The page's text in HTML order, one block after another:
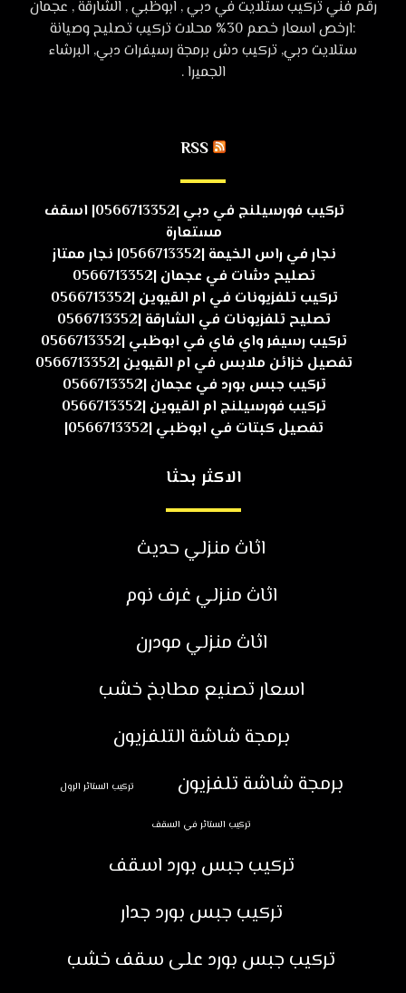
رقم فني تركيب ستلايت في دبي , ابوظبي , الشارقة , عجمان
:ارخص اسعار خصم 30% محلات تركيب تصليح وصيانة
ستلايت دبي, تركيب دش برمجة رسيفرات دبي, البرشاء
الجميرا .
RSS
تركيب فورسيلنج في دبي |0566713352| اسقف
مستعارة
نجار في راس الخيمة |0566713352| نجار ممتاز
تصليح دشات في عجمان |0566713352
تركيب تلفزيونات في ام القيوين |0566713352
تصليح تلفزيونات في الشارقة |0566713352
تركيب رسيفر واي فاي في ابوظبي |0566713352
تفصيل خزائن ملابس في ام القيوين |0566713352
تركيب جبس بورد في عجمان |0566713352
تركيب فورسيلنج ام القيوين |0566713352
تفصيل كبتات في ابوظبي |0566713352|
الاكثر بحثا
اثاث منزلي حديث
اثاث منزلي غرف نوم
اثاث منزلي مودرن
اسعار تصنيع مطابخ خشب
برمجة شاشة التلفزيون
برمجة شاشة تلفزيون
تركيب الستائر الرول
تركيب الستائر في السقف
تركيب جبس بورد اسقف
تركيب جبس بورد جدار
تركيب جبس بورد على سقف خشب